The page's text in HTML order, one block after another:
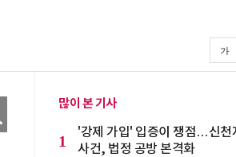
많이 본 기사
1
'강제 가입' 입증이 쟁점…신천
사건, 법정 공방 본격화